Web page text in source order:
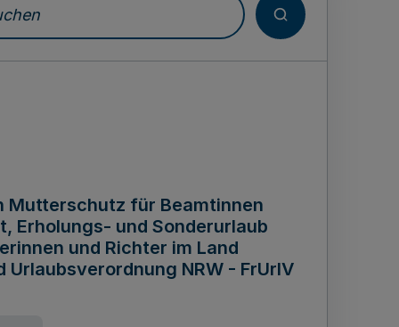
Mutterschutz für Beamtinnen
Erholungs- und Sonderurlaub
und Richter im Land
NRW - FrUrlV